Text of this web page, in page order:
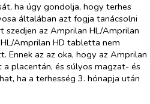
ha úgy gondolja, hogy terhes
általában azt fogja tanácsolni
szedjen az Amprilan HL/Amprilan
Amprilan HD tabletta nem
Ennek az az oka, hogy az Amprilan
placentán, és súlyos magzat- és
ha a terhesség 3. hónapja után